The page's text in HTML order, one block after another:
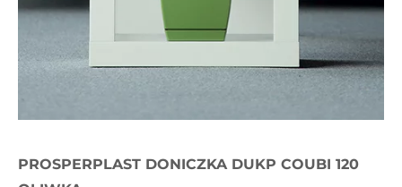
PROSPERPLAST DONICZKA DUKP COUBI 120